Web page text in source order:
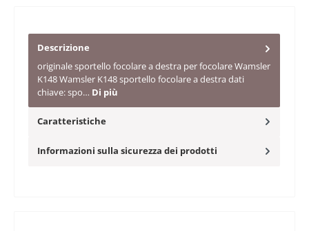
Descrizione
originale sportello focolare a destra per focolare Wamsler
K148 Wamsler K148 sportello focolare a destra dati
chiave: spo… Di più
Caratteristiche
Informazioni sulla sicurezza dei prodotti